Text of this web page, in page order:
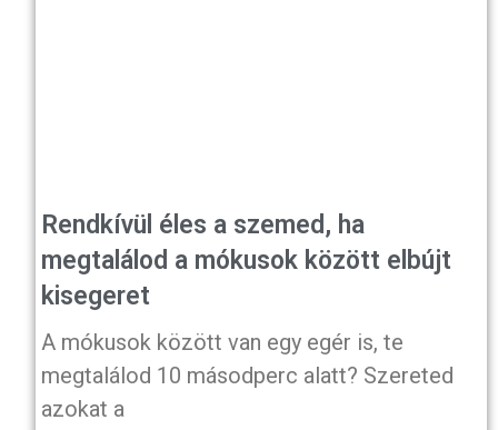
Rendkívül éles a szemed, ha
megtalálod a mókusok között elbújt
kisegeret
A mókusok között van egy egér is, te
megtalálod 10 másodperc alatt? Szereted
azokat a